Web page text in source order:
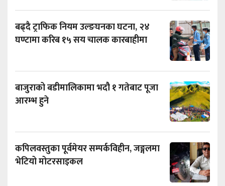
बढ्दै ट्राफिक नियम उल्ङघनका घटना, २४
घण्टामा करिब १५ सय चालक कारबाहीमा
बाजुराको बडीमालिकामा भदौ १ गतेबाट पूजा
आरम्भ हुने
कपिलवस्तुका पूर्वमेयर सम्पर्कविहीन, जङ्गलमा
भेटियो मोटरसाइकल